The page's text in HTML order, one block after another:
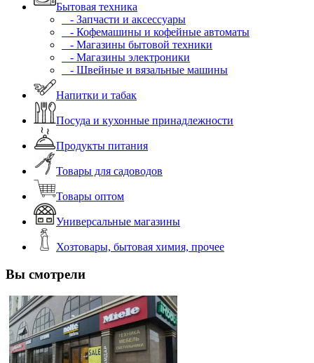
Бытовая техника
- Запчасти и аксессуары
- Кофемашины и кофейные автоматы
- Магазины бытовой техники
- Магазины электроники
- Швейные и вязальные машины
Напитки и табак
Посуда и кухонные принадлежности
Продукты питания
Товары для садоводов
Товары оптом
Универсальные магазины
Хозтовары, бытовая химия, прочее
Вы смотрели